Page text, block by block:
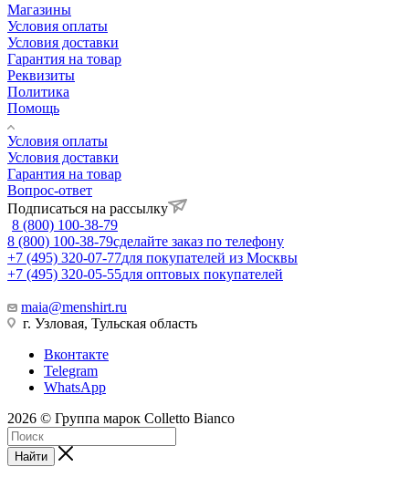
Магазины
Условия оплаты
Условия доставки
Гарантия на товар
Реквизиты
Политика
Помощь
Условия оплаты
Условия доставки
Гарантия на товар
Вопрос-ответ
Подписаться на рассылку
8 (800) 100-38-79
8 (800) 100-38-79сделайте заказ по телефону
+7 (495) 320-07-77для покупателей из Москвы
+7 (495) 320-05-55для оптовых покупателей
maia@menshirt.ru
г. Узловая, Тульская область
Вконтакте
Telegram
WhatsApp
2026 © Группа марок Colletto Bianco
Найти